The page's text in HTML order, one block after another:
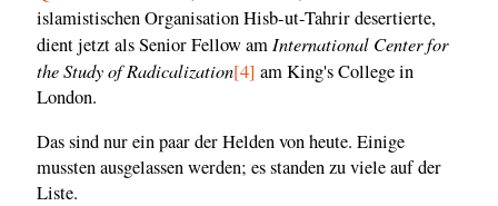
islamistischen Organisation Hisb-ut-Tahrir desertierte,
dient jetzt als Senior Fellow am International Center for
the Study of Radicalization[4] am King's College in
London.
Das sind nur ein paar der Helden von heute. Einige
mussten ausgelassen werden; es standen zu viele auf der
Liste.